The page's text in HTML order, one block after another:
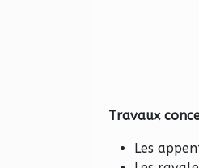
Travaux
Les